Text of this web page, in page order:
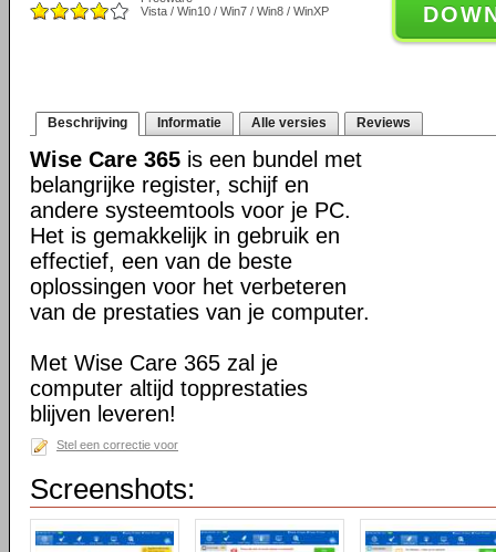
Vista / Win10 / Win7 / Win8 / WinXP
Beschrijving Informatie Alle versies Reviews
Wise Care 365 is een bundel met
belangrijke register, schijf en
andere systeemtools voor je PC.
Het is gemakkelijk in gebruik en
effectief, een van de beste
oplossingen voor het verbeteren
van de prestaties van je computer.
Met Wise Care 365 zal je
computer altijd topprestaties
blijven leveren!
Stel een correctie voor
Screenshots: